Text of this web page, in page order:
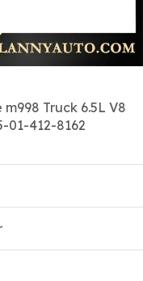
Truck 6.5L V8
01-412-8162